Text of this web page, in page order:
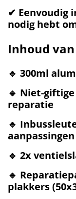
✔ Eenvoudig
nodig hebt
Inhoud
🔹 300ml
🔹 Niet-
reparatie
🔹
aanpassingen
🔹 2x
🔹
plakkers